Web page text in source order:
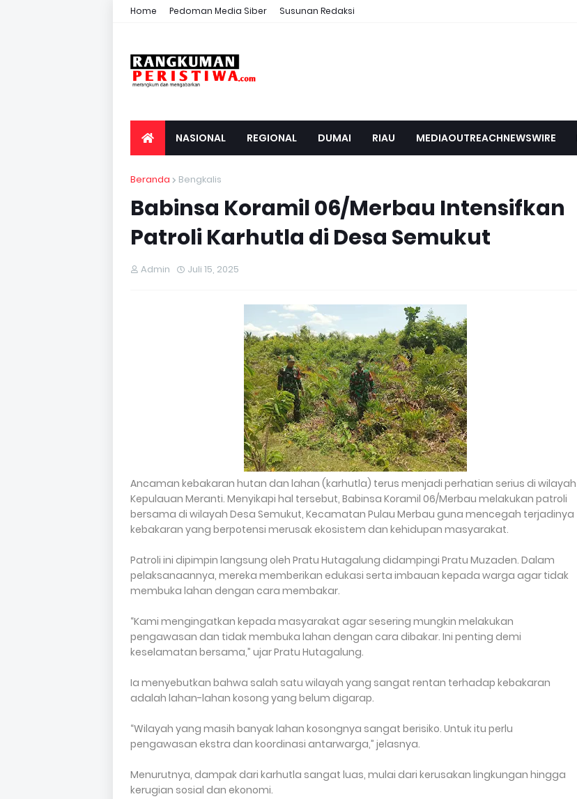
Home Pedoman Media Siber Susunan Redaksi
NASIONAL REGIONAL DUMAI RIAU MEDIAOUTREACHNEWSWIRE
Beranda Bengkalis
Babinsa Koramil 06/Merbau Intensifkan
Patroli Karhutla di Desa Semukut
Admin Juli 15, 2025
Ancaman kebakaran hutan dan lahan (karhutla) terus menjadi perhatian serius di wilayah
Kepulauan Meranti. Menyikapi hal tersebut, Babinsa Koramil 06/Merbau melakukan patroli
bersama di wilayah Desa Semukut, Kecamatan Pulau Merbau guna mencegah terjadinya
kebakaran yang berpotensi merusak ekosistem dan kehidupan masyarakat.
Patroli ini dipimpin langsung oleh Pratu Hutagalung didampingi Pratu Muzaden. Dalam
pelaksanaannya, mereka memberikan edukasi serta imbauan kepada warga agar tidak
membuka lahan dengan cara membakar.
“Kami mengingatkan kepada masyarakat agar sesering mungkin melakukan
pengawasan dan tidak membuka lahan dengan cara dibakar. Ini penting demi
keselamatan bersama,” ujar Pratu Hutagalung.
Ia menyebutkan bahwa salah satu wilayah yang sangat rentan terhadap kebakaran
adalah lahan-lahan kosong yang belum digarap.
“Wilayah yang masih banyak lahan kosongnya sangat berisiko. Untuk itu perlu
pengawasan ekstra dan koordinasi antarwarga,” jelasnya.
Menurutnya, dampak dari karhutla sangat luas, mulai dari kerusakan lingkungan hingga
kerugian sosial dan ekonomi.